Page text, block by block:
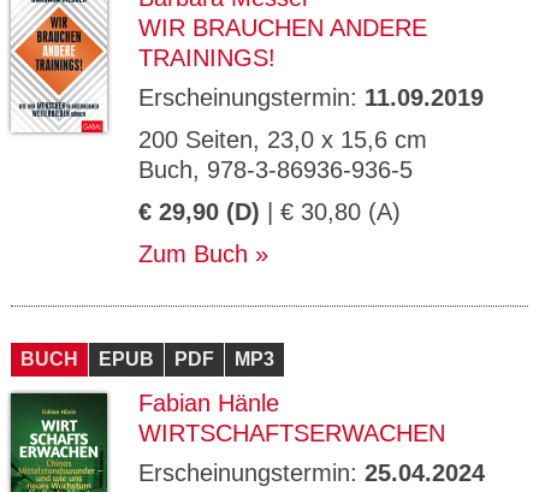
WIR BRAUCHEN ANDERE
TRAININGS!
Erscheinungstermin: 11.09.2019
200 Seiten, 23,0 x 15,6 cm
Buch, 978-3-86936-936-5
€ 29,90 (D) | € 30,80 (A)
Zum Buch
BUCH EPUB PDF MP3
Fabian Hänle
WIRTSCHAFTSERWACHEN
Erscheinungstermin: 25.04.2024